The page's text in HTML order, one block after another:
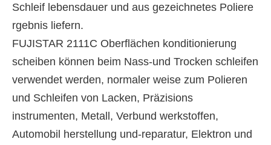
Schleif lebensdauer und aus gezeichnetes Poliere
rgebnis liefern.
FUJISTAR 2111C Oberflächen konditionierung
scheiben können beim Nass-und Trocken schleifen
verwendet werden, normaler weise zum Polieren
und Schleifen von Lacken, Präzisions
instrumenten, Metall, Verbund werkstoffen,
Automobil herstellung und-reparatur, Elektron und